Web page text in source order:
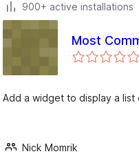
900+ active installations
Most
Add a widget to display a
Nick Momrik